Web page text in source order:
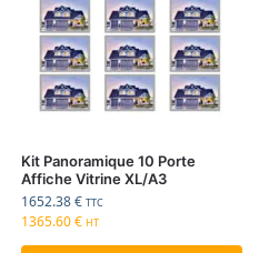
Kit Panoramique 10 Porte
Affiche Vitrine XL/A3
1652.38€ TTC
1365.60€ HT